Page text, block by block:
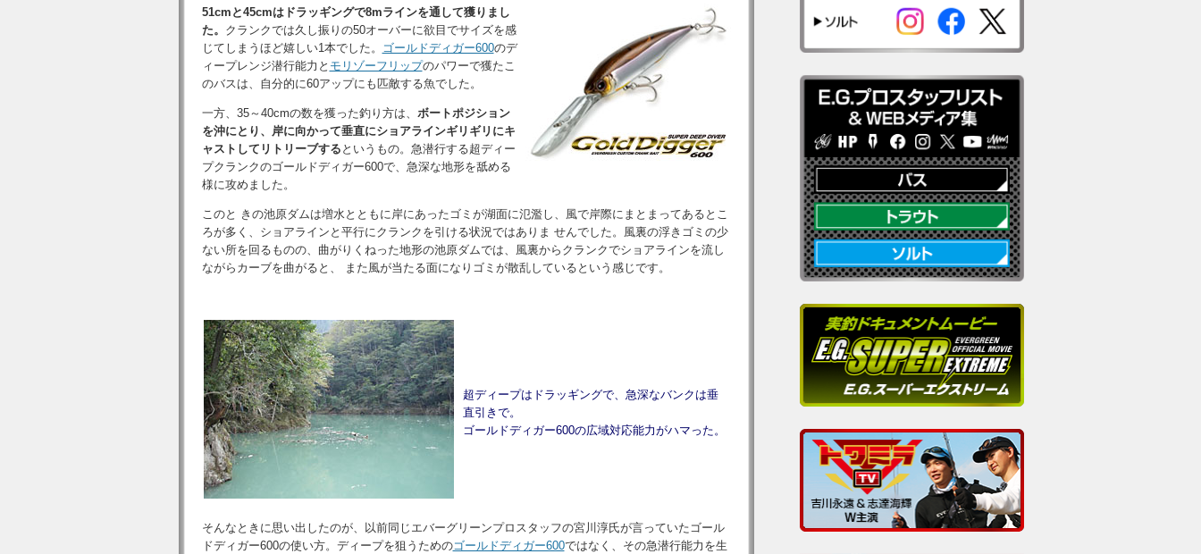
51cmと45cmはドラッギングで8mラインを通して獲りまし
た。 クランクでは久し振りの50オーバーに欲目でサイズを感
じてしまうほど嬉しい1本でした。 ゴールドディガー600のデ
ィープレンジ潜行能力と モリゾーフリップのパワーで獲たこ
のバスは、自分的に60アップにも匹敵する魚でした。
一方、35～40cmの数を獲った釣り方は、 ボートポジション
を沖にとり、岸に向かって垂直にショアラインギリギリにキ
ャストしてリトリーブする というもの。急潜行する超ディー
プクランクのゴールドディガー600で、急深な地形を舐める
様に攻めました。
このと きの池原ダムは増水とともに岸にあったゴミが湖面に氾濫し、風で岸際にまとまってあるとこ
ろが多く、ショアラインと平行にクランクを引ける状況ではありま せんでした。風裏の浮きゴミの少
ない所を回るものの、曲がりくねった地形の池原ダムでは、風裏からクランクでショアラインを流し
ながらカーブを曲がると、 また風が当たる面になりゴミが散乱しているという感じです。
超ディープはドラッギングで、急深なバンクは垂
直引きで。
ゴールドディガー600の広域対応能力がハマった。
そんなときに思い出したのが、以前同じエバーグリーンプロスタッフの宮川淳氏が言っていたゴール
ドディガー600の使い方。ディープを狙うためのゴールドディガー600ではなく、その急潜行能力を生